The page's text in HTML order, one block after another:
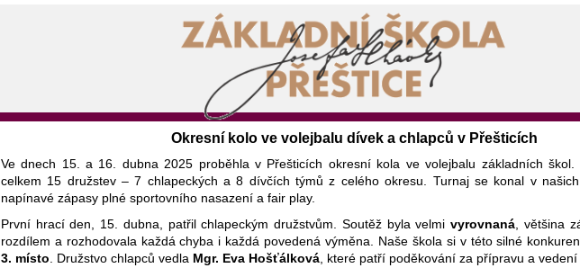
Okresní kolo ve volejbalu dívek a chlapců v Přešticích
Ve dnech 15. a 16. dubna 2025 proběhla v Přešticích okresní kola ve volejbalu základních škol.
celkem 15 družstev – 7 chlapeckých a 8 dívčích týmů z celého okresu. Turnaj se konal v
napínavé zápasy plné sportovního nasazení a fair play.
První hrací den, 15. dubna, patřil chlapeckým družstvům. Soutěž byla velmivyrovnaná , většina
rozdílem a rozhodovala každá chyba i každá povedená výměna. Naše škola si v této silné
3. místo . Družstvo chlapců vedla Mgr. Eva Hošťálková, které patří poděkování za přípravu a vedení